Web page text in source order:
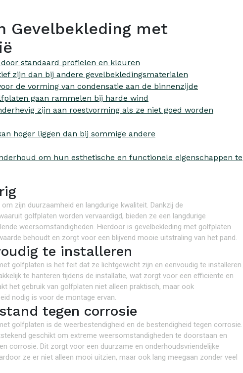
Gevelbekleding met
standaard profielen en kleuren
zijn dan bij andere gevelbekledingsmaterialen
de vorming van condensatie aan de binnenzijde
gaan rammelen bij harde wind
zijn aan roestvorming als ze niet goed worden
hoger liggen dan bij sommige andere
om hun esthetische en functionele eigenschappen te
zijn duurzaamheid en langdurige kwaliteit. Dankzij de
golfplaten worden vervaardigd, bieden ze een langdurige
weersomstandigheden. Hierdoor is gevelbekleding met golfplaten
behoudt en zorgt voor een blijvend mooie uitstraling van het pand.
te installeren
golfplaten is het feit dat ze lichtgewicht zijn en eenvoudig te installeren.
te hanteren tijdens de installatie, wat zorgt voor een efficiënte en
het gebruik van golfplaten niet alleen praktisch, maar ook
nodig is voor de montage ervan.
tegen corrosie
golfplaten is de weerbestendigheid en de bestendigheid tegen corrosie.
geschikt om extreme weersomstandigheden te doorstaan en
corrosie. Dit zorgt voor een duurzame en onderhoudsvriendelijke
ze er niet alleen mooi uitzien, maar ook lang meegaan zonder veel